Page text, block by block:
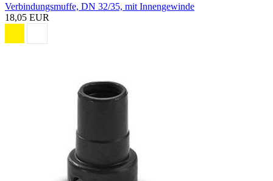
Verbindungsmuffe, DN 32/35, mit Innengewinde
18,05 EUR